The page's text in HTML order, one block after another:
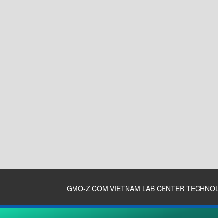
GMO-Z.COM VIETNAM LAB CENTER